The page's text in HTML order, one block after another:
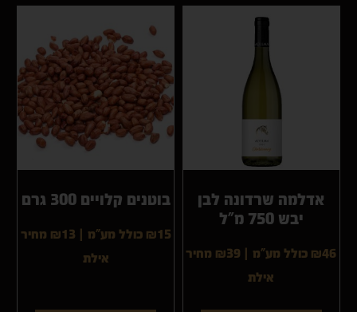
אדלמה שרדונה לבן
יבש 750 מ”ל
₪46 כולל מע"מ ₪39 מחיר
אילת
בוטנים קלויים 300 גרם
₪15 כולל מע"מ ₪13 מחיר
אילת